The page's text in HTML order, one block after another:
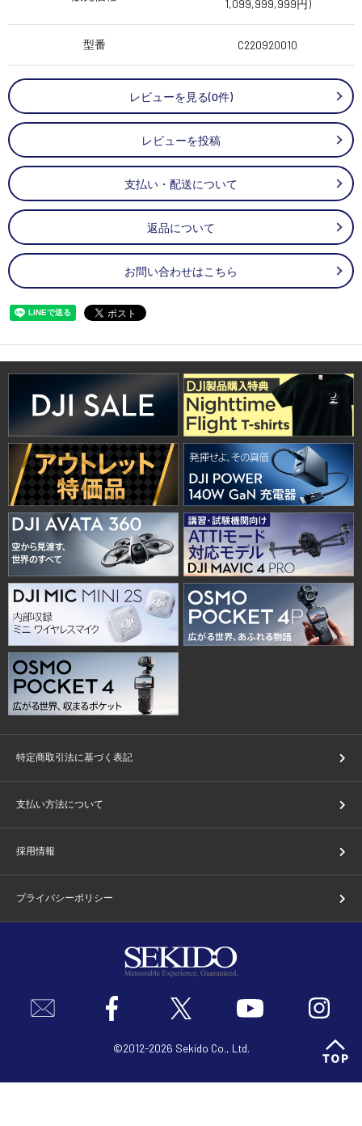
1,099,999,999円)
型番 C220920010
レビューを見る(0件)
レビューを投稿
支払い・配送について
返品について
お問い合わせはこちら
特定商取引法に基づく表記
支払い方法について
採用情報
プライバシーポリシー
©2012-2026 Sekido Co., Ltd.